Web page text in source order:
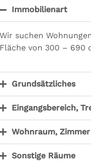
Immobilienart
Wir suchen
Fläche von 300 – 690
Grundsätzliches
Eingangsbereich,
Wohnraum,
Sonstige Räume